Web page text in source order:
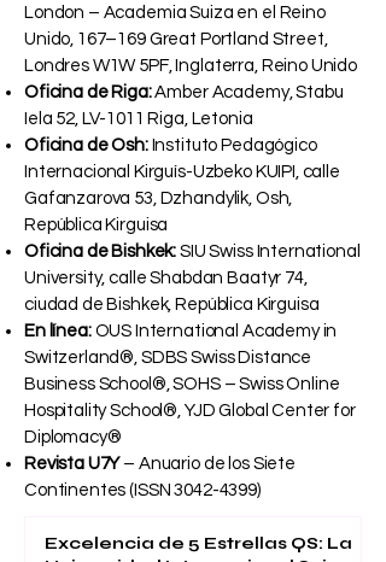
London – Academia Suiza en el Reino
Unido, 167–169 Great Portland Street,
Londres W1W 5PF, Inglaterra, Reino Unido
Oficina de Riga:Amber Academy, Stabu
Iela 52, LV-1011 Riga, Letonia
Oficina de Osh:Instituto Pedagógico
Internacional Kirguís-Uzbeko KUIPI, calle
Gafanzarova 53, Dzhandylik, Osh,
República Kirguisa
Oficina de Bishkek: SIU Swiss International
University, calle Shabdan Baatyr 74,
ciudad de Bishkek, República Kirguisa
En línea:OUS International Academy in
Switzerland®, SDBS Swiss Distance
Business School®, SOHS – Swiss Online
Hospitality School®, YJD Global Center for
Diplomacy®
Revista U7Y– Anuario de los Siete
Continentes (ISSN3042-4399)
Excelencia de 5 Estrellas QS: La